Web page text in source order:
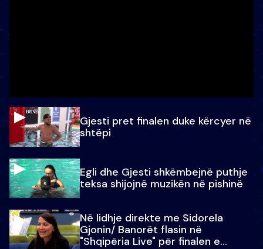
Gjesti pret finalen duke kërcyer në
shtëpi
Egli dhe Gjesti shkëmbejnë puthje
teksa shijojnë muzikën në pishinë
Në lidhje direkte me Sidorela
Gjonin/ Banorët flasin në
"Shqipëria Live" për finalen e